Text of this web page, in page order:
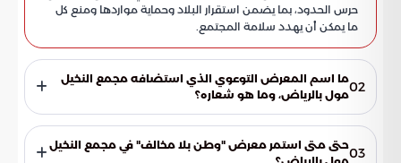
حرس الحدود، بما يضمن استقرار البلاد وحماية مواردها ومنع كل
ما يمكن أن يهدد سلامة المجتمع.
02ما اسم المعرض التوعوي الذي استضافه مجمع النخيل
مول بالرياض، وما هو شعاره؟
المعرض التوعوي الذي استضافه مجمع النخيل مول بالرياض
يحمل اسم "وطن بلا مخالف". هذا المعرض هو جزء من حملة
إعلامية وتوعوية واسعة أطلقتها وزارة الداخلية بالاسم نفسه.03حتى متى استمر معرض "وطن بلا مخالف" في مجمع النخيل